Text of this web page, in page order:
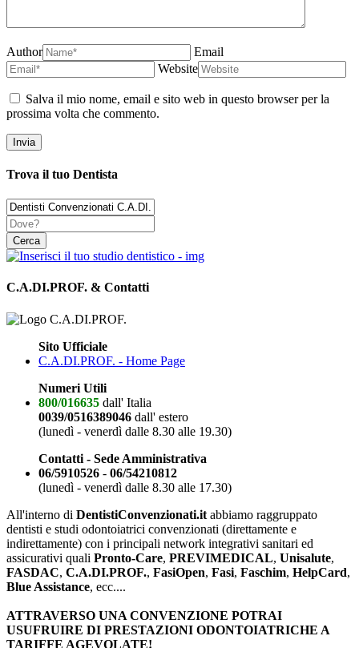
Author
Email
Website
Salva il mio nome, email e sito web in questo browser per la
prossima volta che commento.
Trova il tuo Dentista
C.A.DI.PROF. & Contatti
Sito Ufficiale
C.A.DI.PROF. - Home Page
Numeri Utili
800/016635 dall' Italia
0039/0516389046 dall' estero
(lunedì - venerdì dalle 8.30 alle 19.30)
Contatti - Sede Amministrativa
06/5910526 - 06/54210812
(lunedì - venerdì dalle 8.30 alle 17.30)
All'interno di DentistiConvenzionati.it abbiamo raggruppato
dentisti e studi odontoiatrici convenzionati (direttamente e
indirettamente) con i principali network integrativi sanitari ed
assicurativi quali Pronto-Care, PREVIMEDICAL, Unisalute,
FASDAC, C.A.DI.PROF., FasiOpen, Fasi, Faschim, HelpCard,
Blue Assistance, ecc....
ATTRAVERSO UNA CONVENZIONE POTRAI
USUFRUIRE DI PRESTAZIONI ODONTOIATRICHE A
TARIFFE AGEVOLATE!